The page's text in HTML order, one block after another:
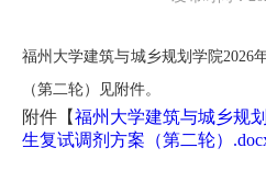
福州大学建筑与城乡规划学院2026
（第二轮）见附件。
附件【福州大学建筑与城乡规
生复试调剂方案（第二轮）